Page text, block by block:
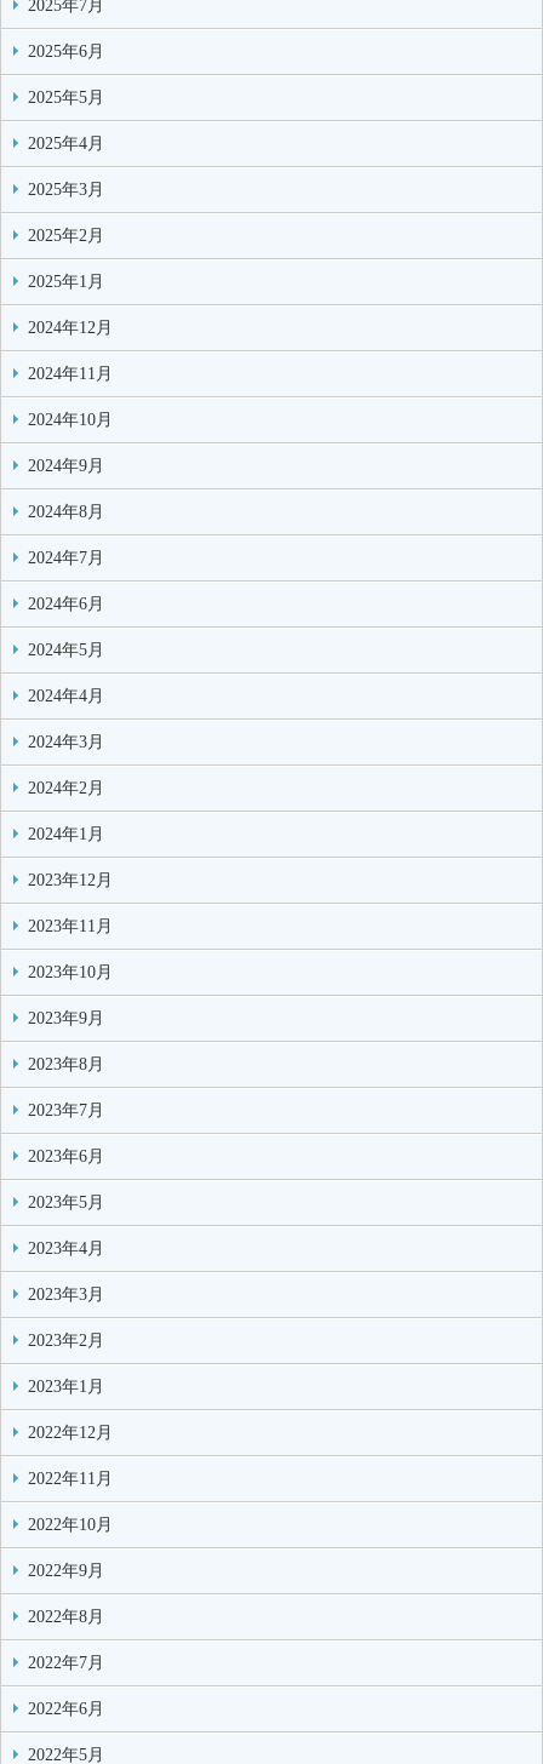
2025年7月
2025年6月
2025年5月
2025年4月
2025年3月
2025年2月
2025年1月
2024年12月
2024年11月
2024年10月
2024年9月
2024年8月
2024年7月
2024年6月
2024年5月
2024年4月
2024年3月
2024年2月
2024年1月
2023年12月
2023年11月
2023年10月
2023年9月
2023年8月
2023年7月
2023年6月
2023年5月
2023年4月
2023年3月
2023年2月
2023年1月
2022年12月
2022年11月
2022年10月
2022年9月
2022年8月
2022年7月
2022年6月
2022年5月